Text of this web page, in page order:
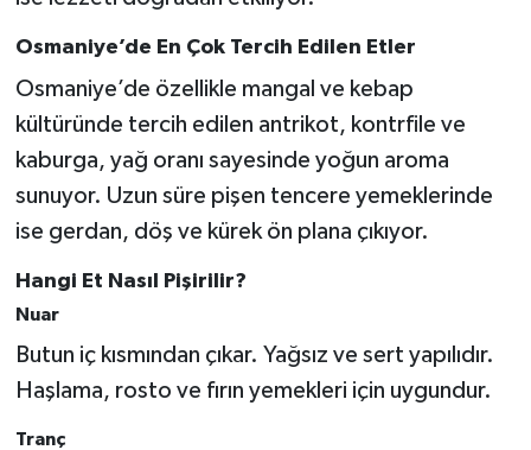
Osmaniye’de En Çok Tercih Edilen Etler
Osmaniye’de özellikle mangal ve kebap
kültüründe tercih edilen antrikot, kontrfile ve
kaburga, yağ oranı sayesinde yoğun aroma
sunuyor. Uzun süre pişen tencere yemeklerinde
ise gerdan, döş ve kürek ön plana çıkıyor.
Hangi Et Nasıl Pişirilir?
Nuar
Butun iç kısmından çıkar. Yağsız ve sert yapılıdır.
Haşlama, rosto ve fırın yemekleri için uygundur.
Tranç